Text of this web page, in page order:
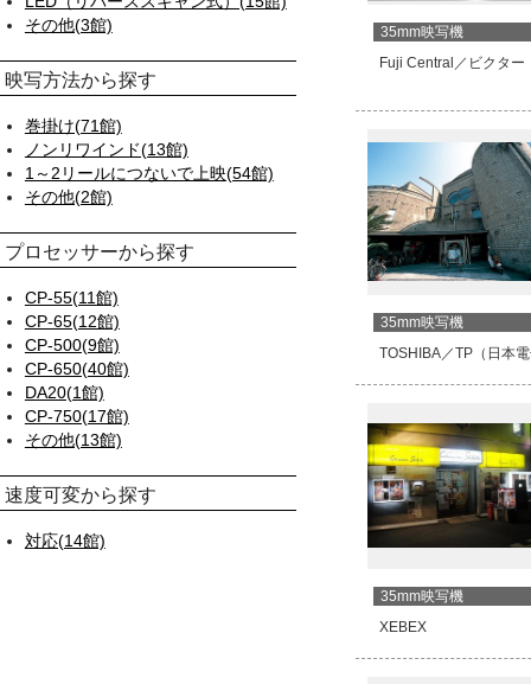
35mm映写機
Fuji Central／ビクター
35mm映写機
TOSHIBA／TP（日本
35mm映写機
XEBEX
その他(3館)
映写方法から探す
巻掛け(71館)
ノンリワインド(13館)
1～2リールにつないで上映(54館)
その他(2館)
プロセッサーから探す
CP-55(11館)
CP-65(12館)
CP-500(9館)
CP-650(40館)
DA20(1館)
CP-750(17館)
その他(13館)
速度可変から探す
対応(14館)